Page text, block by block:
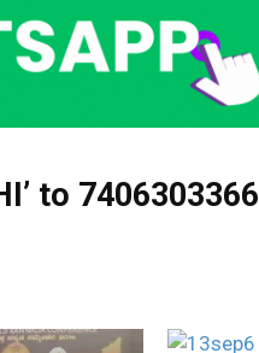
to 7406303366